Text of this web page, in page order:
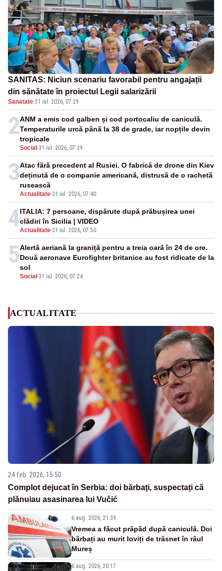
SANITAS: Niciun scenariu favorabil pentru angajații
din sănătate în proiectul Legii salarizării
Sanatate·31 iul. 2026, 07:29
2
Social -31 iul. 2026, 07:39
ANM a emis cod galben și cod portocaliu de caniculă.
Temperaturile urcă până la 38 de grade, iar nopțile devin
tropicale
3
Actualitate-31 iul. 2026, 07:40
Atac fără precedent al Rusiei. O fabrică de drone din Kiev
deținută de o companie americană, distrusă de o rachetă
rusească
4Actualitate-31 iul. 2026, 07:50
ITALIA: 7 persoane, dispărute după prăbușirea unei
clădiri în Sicilia | VIDEO
5
Social -31 iul. 2026, 07:24
Alertă aeriană la graniță pentru a treia oară în 24 de ore.
Două aeronave Eurofighter britanice au fost ridicate de la
sol
ACTUALITATE
24 feb. 2026, 15:50
Complot dejucat în Serbia: doi bărbați, suspectați că
plănuiau asasinarea lui Vučić
6 aug. 2026, 21:39
Vremea a făcut prăpăd după caniculă. Doi
bărbați au murit loviți de trăsnet în râul
Mureș
6 aug. 2026, 20:17